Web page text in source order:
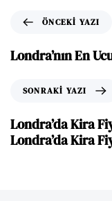
ÖNCEKI YAZI
Londra’nın En
SONRAKI YAZI
Londra’da Kira
Londra’da Kira